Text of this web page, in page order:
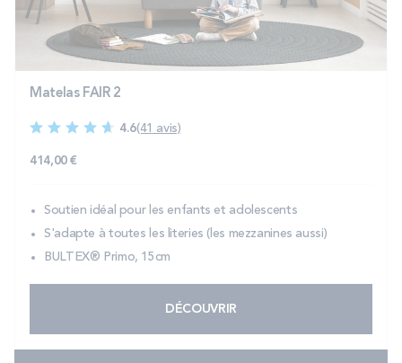
PROMOS
Technologie bultex
Nos engagements
Storelocator
ContactMon compte
Matelas FAIR 2
4.6(41 avis)
414,00 €
Soutien idéal pour les enfants et adolescents
S'adapte à toutes les literies (les mezzanines aussi)
BULTEX® Primo, 15cm
DÉCOUVRIR